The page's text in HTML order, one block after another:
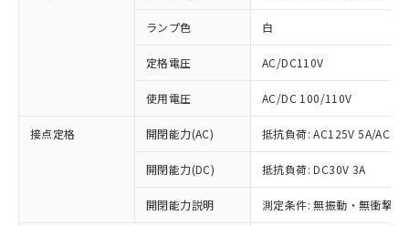
ランプ色 白
定格電圧 AC/DC110V
使用電圧 AC/DC 100/110V
接点定格 開閉能力(AC) 抵抗負荷: AC125V 5A/
開閉能力(DC) 抵抗負荷: DC30V 3A
開閉能力説明 測定条件: 無振動・無衝撃
※1 対応状況